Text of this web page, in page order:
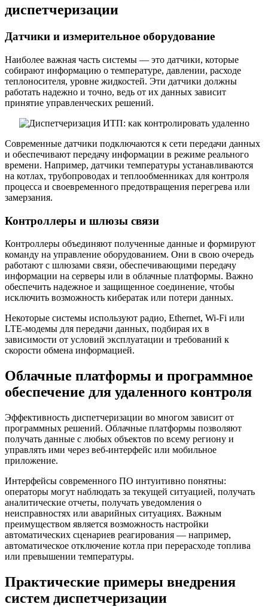
диспетчеризации
Датчики и измерительное оборудование
Наиболее важная часть системы — это датчики, которые
собирают информацию о температуре, давлении, расходе
теплоносителя, уровне жидкостей. Эти датчики должны
работать надежно и точно, ведь от их данных зависит
принятие управленческих решений.
Современные датчики подключаются к сети передачи данных
и обеспечивают передачу информации в режиме реального
времени. Например, датчики температуры устанавливаются
на котлах, трубопроводах и теплообменниках для контроля
процесса и своевременного предотвращения перегрева или
замерзания.
Контроллеры и шлюзы связи
Контроллеры объединяют полученные данные и формируют
команду на управление оборудованием. Они в свою очередь
работают с шлюзами связи, обеспечивающими передачу
информации на серверы или в облачные платформы. Важно
обеспечить надежное и защищенное соединение, чтобы
исключить возможность кибератак или потери данных.
Некоторые системы используют радио, Ethernet, Wi-Fi или
LTE-модемы для передачи данных, подбирая их в
зависимости от условий эксплуатации и требований к
скорости обмена информацией.
Облачные платформы и программное
обеспечение для удаленного контроля
Эффективность диспетчеризации во многом зависит от
программных решений. Облачные платформы позволяют
получать данные с любых объектов по всему региону и
управлять ими через веб-интерфейс или мобильное
приложение.
Интерфейсы современного ПО интуитивно понятны:
операторы могут наблюдать за текущей ситуацией, получать
аналитические отчеты, получать уведомления о
неисправностях или аварийных ситуациях. Важным
преимуществом является возможность настройки
автоматических сценариев реагирования — например,
автоматическое отключение котла при перерасходе топлива
или превышении температуры.
Практические примеры внедрения
систем диспетчеризации